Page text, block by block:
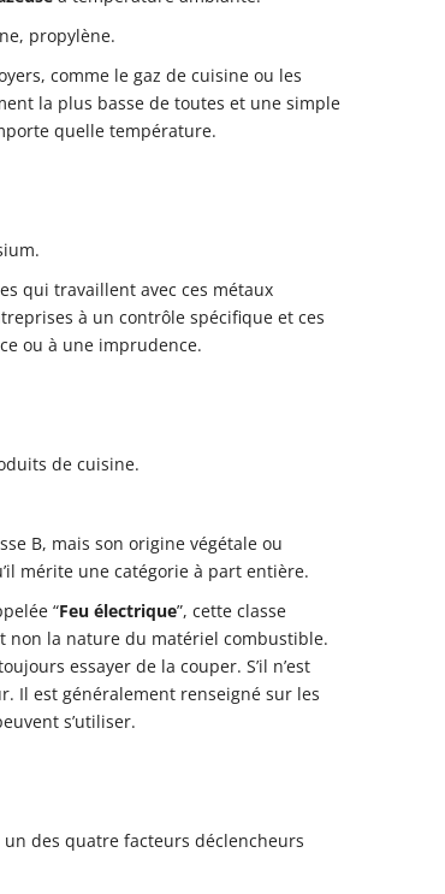
propylène.
comme le gaz de cuisine ou les
la plus basse de toutes et une simple
quelle température.
qui travaillent avec ces métaux
à un contrôle spécifique et ces
ou à une imprudence.
de cuisine.
B, mais son origine végétale ou
mérite une catégorie à part entière.
“Feu électrique”, cette classe
non la nature du matériel combustible.
essayer de la couper. S’il n’est
Il est généralement renseigné sur les
s’utiliser.
des quatre facteurs déclencheurs